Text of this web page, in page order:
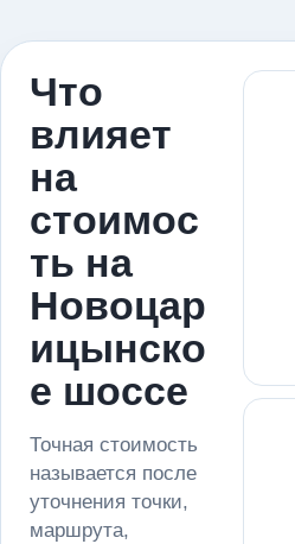
Что
влияет
на
стоимос
ть на
Новоцар
ицынско
е шоссе
Точная стоимость
называется после
уточнения точки,
маршрута,